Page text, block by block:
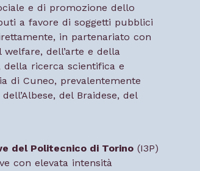
e di promozione dello
a favore di soggetti pubblici
in partenariato con
dell’arte e della
ricerca scientifica e
di Cuneo, prevalentemente
del Braidese, del
del Politecnico di Torino(I3P)
con elevata intensità